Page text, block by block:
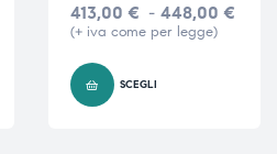
413,00 € - 448,00 €
(+ iva come per legge)
SCEGLI